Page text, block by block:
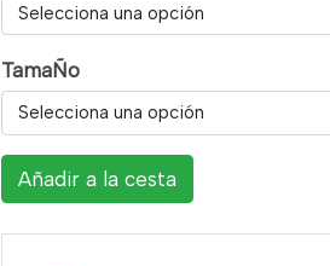
Selecciona una opción
TamaÑo
Selecciona una opción
Añadir a la cesta